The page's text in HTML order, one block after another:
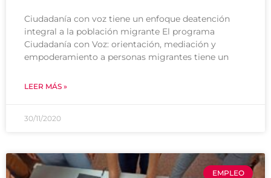
Ciudadanía con voz tiene un enfoque deatención
integral a la población migrante El programa
Ciudadanía con Voz: orientación, mediación y
empoderamiento a personas migrantes tiene un
LEER MÁS »
30/11/2020
EMPLEO